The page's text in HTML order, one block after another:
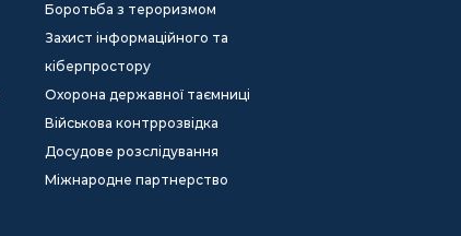
Боротьба з тероризмом
Захист інформаційного та
кіберпростору
Охорона державної таємниці
Військова контррозвідка
Досудове розслідування
Міжнародне партнерство